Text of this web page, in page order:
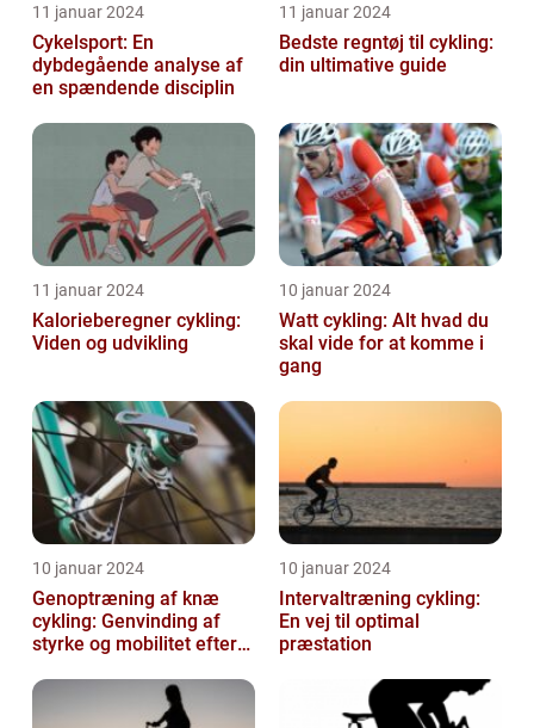
11 januar 2024
Cykelsport: En
dybdegående analyse af
en spændende disciplin
11 januar 2024
Bedste regntøj til cykling:
din ultimative guide
11 januar 2024
Kalorieberegner cykling:
Viden og udvikling
10 januar 2024
Watt cykling: Alt hvad du
skal vide for at komme i
gang
10 januar 2024
Genoptræning af knæ
cykling: Genvinding af
styrke og mobilitet efter
10 januar 2024
Intervaltræning cykling:
En vej til optimal
præstation